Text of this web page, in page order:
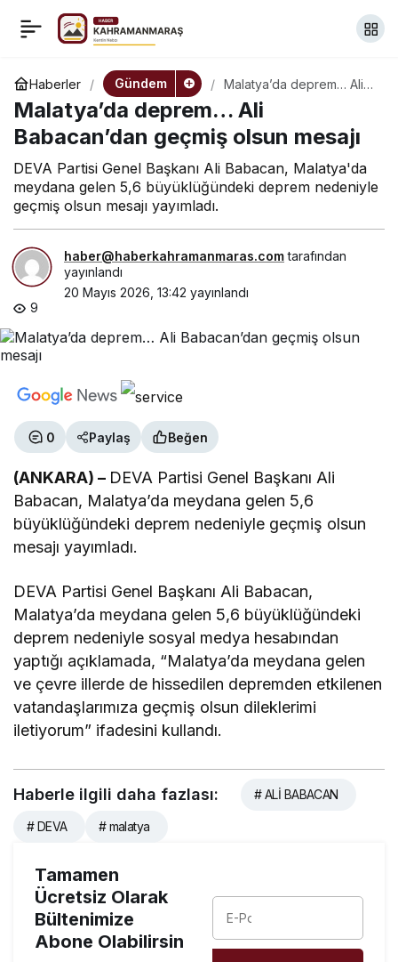
Haberler Gündem
Malatya’da deprem… Ali
Babacan’dan geçmiş
olsun mesajı
Malatya’da deprem… Ali
Babacan’dan geçmiş olsun mesajı
DEVA Partisi Genel Başkanı Ali Babacan, Malatya'da
meydana gelen 5,6 büyüklüğündeki deprem nedeniyle
geçmiş olsun mesajı yayımladı.
haber@haberkahramanmaras.comtarafından
yayınlandı
20 Mayıs 2026, 13:42 yayınlandı
9
0 Paylaş Beğen
(ANKARA) – DEVA Partisi Genel Başkanı Ali
Babacan, Malatya’da meydana gelen 5,6
büyüklüğündeki deprem nedeniyle geçmiş olsun
mesajı yayımladı.
DEVA Partisi Genel Başkanı Ali Babacan,
Malatya’da meydana gelen 5,6 büyüklüğündeki
deprem nedeniyle sosyal medya hesabından
yaptığı açıklamada, “Malatya’da meydana gelen
ve çevre illerde de hissedilen depremden etkilenen
vatandaşlarımıza geçmiş olsun dileklerimi
iletiyorum” ifadesini kullandı.
Haberle ilgili daha fazlası: # ALİ BABACAN
# DEVA # malatya
Tamamen
Ücretsiz Olarak
Bültenimize
Abone Olabilirsin
CHP’li Ünver’den esnaf
ziyareti….”Kurban
gelmiş ama vatandaş
bıçağını bilemeye
getirmiyor”
Paylaş